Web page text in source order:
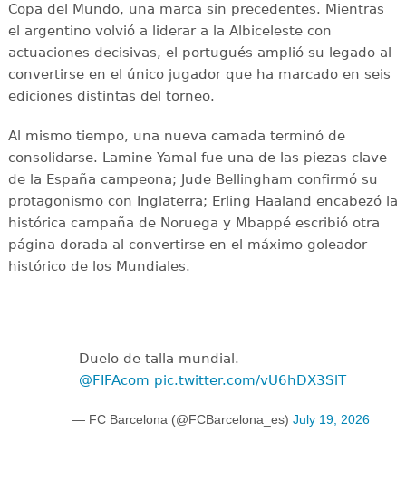
Copa del Mundo, una marca sin precedentes. Mientras
el argentino volvió a liderar a la Albiceleste con
actuaciones decisivas, el portugués amplió su legado al
convertirse en el único jugador que ha marcado en seis
ediciones distintas del torneo.
Al mismo tiempo, una nueva camada terminó de
consolidarse. Lamine Yamal fue una de las piezas clave
de la España campeona; Jude Bellingham confirmó su
protagonismo con Inglaterra; Erling Haaland encabezó la
histórica campaña de Noruega y Mbappé escribió otra
página dorada al convertirse en el máximo goleador
histórico de los Mundiales.
Duelo de talla mundial.
@FIFAcom pic.twitter.com/vU6hDX3SlT
— FC Barcelona (@FCBarcelona_es) July 19, 2026